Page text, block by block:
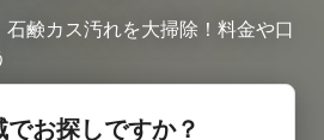
鹸カス汚れを大掃除！料金や口
でお探しですか？